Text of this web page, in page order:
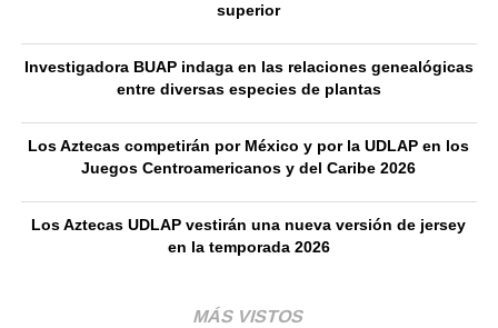
superior
Investigadora BUAP indaga en las relaciones genealógicas
entre diversas especies de plantas
Los Aztecas competirán por México y por la UDLAP en los
Juegos Centroamericanos y del Caribe 2026
Los Aztecas UDLAP vestirán una nueva versión de jersey
en la temporada 2026
MÁS VISTOS